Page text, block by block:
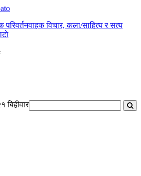
परिवर्तनवाहक विचार, कला/साहित्य र सत्य
बिहीवार